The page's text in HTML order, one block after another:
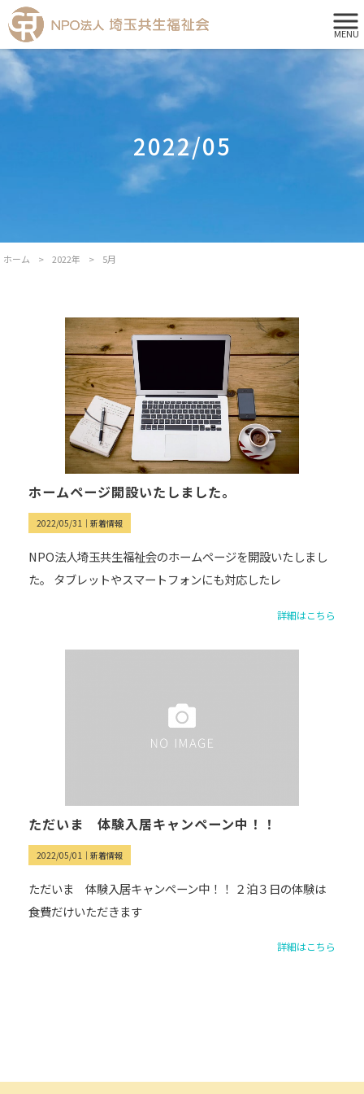
MENU
2022/05
ホーム > 2022年 > 5月
ホームページ開設いたしました。
2022/05/31｜ 新着情報
NPO法人埼玉共生福祉会のホームページを開設いたしまし
た。 タブレットやスマートフォンにも対応したレ
詳細はこちら
ただいま 体験入居キャンペーン中！！
2022/05/01｜ 新着情報
ただいま 体験入居キャンペーン中！！ ２泊３日の体験は
食費だけいただきます
詳細はこちら